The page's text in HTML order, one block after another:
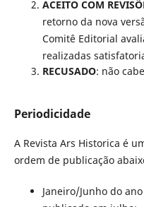
ACEITO COM
retorno da nova
Comitê Editorial
realizadas
RECUSADO: não
Periodicidade
A Revista Ars Historica é
ordem de publicação
Janeiro/Junho do